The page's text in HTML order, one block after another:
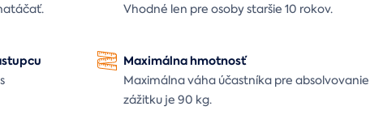
Vhodné len pre osoby staršie 10 rokov.
Maximálna hmotnosť
Maximálna váha účastníka pre absolvovanie
zážitku je 90 kg.